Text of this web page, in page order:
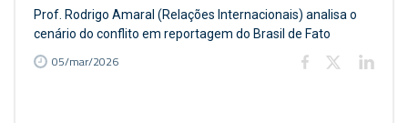
Prof. Rodrigo Amaral (Relações Internacionais) analisa o
cenário do conflito em reportagem do Brasil de Fato
05/mar/2026